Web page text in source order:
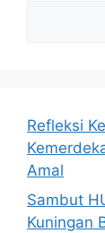
Refleksi
Amal
Sambut
Kuningan